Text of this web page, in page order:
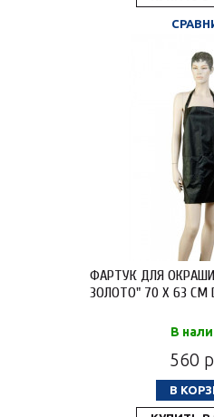
ФАРТУК ДЛЯ
ЗОЛОТО" 70 X 63 СМ
В
560
В